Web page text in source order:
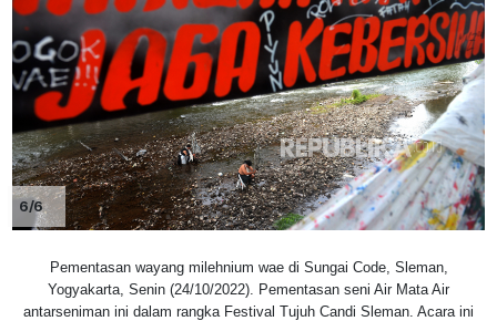
6/6
Pementasan wayang milehnium wae di Sungai Code, Sleman,
Yogyakarta, Senin (24/10/2022). Pementasan seni Air Mata Air
antarseniman ini dalam rangka Festival Tujuh Candi Sleman. Acara ini